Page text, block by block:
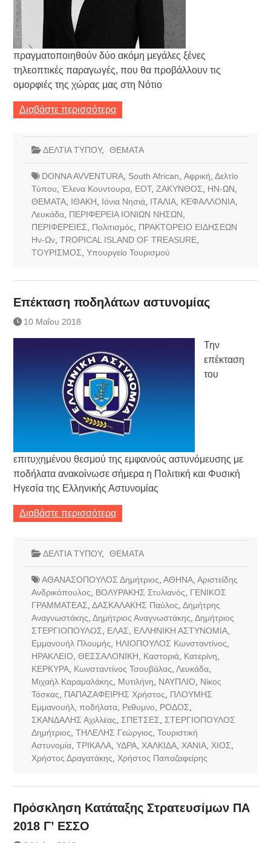
πραγματοποιηθούν δύο ακόμη μεγάλες ξένες
τηλεοπτικές παραγωγές, που θα προβάλλουν τις
ομορφιές της χώρας μας στη Νότιο
Διαβάστε περισσότερα
ΔΕΛΤΙΑ ΤΥΠΟΥ, ΘΕΜΑΤΑ
DONNA AVVENTURA, South African Αφρική Δελτίο
Τύπου Έλενα Κουντουρα, ΕΟΤ, ΖΑΚΥΝΘΟΣ ΗΝ-ΩΝ
ΘΕΜΑΤΑ, ΙΘΑΚΗ Ιόνια Νησιά, ΙΤΑΛΙΑ, ΚΕΦΑΛΛΟΝΙΑ,
Λευκάδα, ΠΕΡΙΦΕΡΕΙΑ ΙΟΝΙΩΝ ΝΗΣΩΝ
ΠΕΡΙΦΕΡΕΙΕΣ
Πολιτισμός
ΠΡΑΚΤΟΡΕΙΟ ΕΙΔΗΣΕΩΝ
Ην-Ων, ΤROPICAL ISLAND OF TREASURE,
ΤΟΥΡΙΣΜΟΣ Υπουργείο Τουρισμού
Επέκταση ποδηλάτων αστυνομίας
10 Μαΐου 2018
Την
επέκταση
του
επιτυχημένου θεσμού της εμφανούς αστυνόμευσης με
ποδήλατα ανακοίνωσε σήμερα η Πολιτική και Φυσική
Ηγεσία της Ελληνικής Αστυνομίας
Διαβάστε περισσότερα
ΔΕΛΤΙΑ ΤΥΠΟΥ, ΘΕΜΑΤΑ
ΑΘΑΝΑΣΟΠΟΥΛΟΣ Δημήτριος ΑΘΗΝΑ, Αριστείδης
Ανδρικόπουλος
ΒΟΛΥΡΑΚΗΣ Στυλιανός
ΓΕΝΙΚΟΣ
ΓΡΑΜΜΑΤΕΑΣ ΔΑΣΚΑΛΑΚΗΣ Παύλος Δημήτρης
Αναγνωστάκης Δημήτριος Αναγνωστάκης Δημήτριος
ΣΤΕΡΓΙΟΠΟΥΛΟΣ
ΕΛΑΣ ΕΛΛΗΝΙΚΗ ΑΣΤΥΝΟΜΙΑ,
Εμμανουήλ Πλουμής
ΗΛΙΟΠΟΥΛΟΣ Κωνσταντίνος
ΗΡΑΚΛΕΙΟ ΘΕΣΣΑΛΟΝΙΚΗ Καστοριά, Κατερίνη
ΚΕΡΚΥΡΑ, Κωνσταντίνος Τσουβάλας Λευκάδα,
Μιχαήλ Καραμαλάκης
Μυτιλήνη ΝΑΥΠΛΙΟ
Νίκος
Τόσκας
ΠΑΠΑΖΑΦΕΙΡΗΣ Χρήστος
ΠΛΟΥΜΗΣ
Εμμανουήλ, ποδήλατα, Ρεθυμνο ΡΟΔΟΣ
ΣΚΑΝΔΑΛΗΣ Αχιλλέας
ΣΠΕΤΣΕΣ
ΣΤΕΡΓΙΟΠΟΥΛΟΣ
Δημήτριος ΤΗΛΕΛΗΣ Γεώργιος Τουριστική
Αστυνομία, ΤΡΙΚΑΛΑ, ΥΔΡΑ, ΧΑΛΚΙΔΑ, ΧΑΝΙΑ, ΧΙΟΣ
Χρήστος Δραγατάκης
Χρήστος Παπαζαφείρης
Πρόσκληση Κατάταξης Στρατευσίμων ΠA
2018 Γ’ ΕΣΣΟ